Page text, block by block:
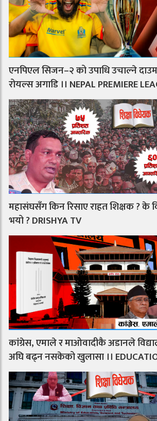
एनपिएल सिजन–२ को उपाधि उचाल्ने
रोयल्स अगाडि ।। NEPAL PREMIERE
महासंघसँग किन रिसाए राहत शिक्षक ? के
भयो ? DRISHYA TV
कांग्रेस, एमाले र माओवादीकै अडानले
अघि बढ्न नसकेको खुलासा ।।